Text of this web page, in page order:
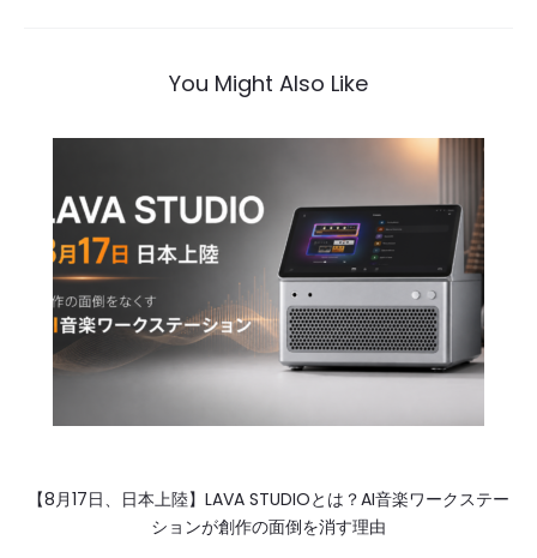
ゲ
シ
ョ
ン
You Might Also Like
【8月17日、日本上陸】LAVA STUDIOとは？AI音楽ワークステー
ションが創作の面倒を消す理由